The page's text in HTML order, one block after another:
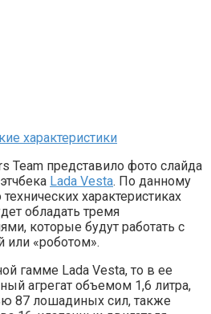
Team представило фото слайда
Lada Vesta. По данному
характеристиках
обладать тремя
которые будут работать с
или «роботом».
гамме Lada Vesta, то в ее
агрегат объемом 1,6 литра,
87 лошадиных сил, также